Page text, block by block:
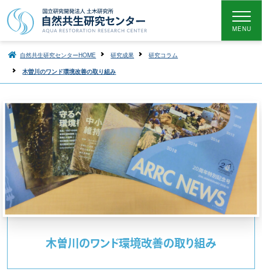
MENU
自然共生研究センターHOME 研究成果
研究コラム
木曽川のワンド環境改善の取り組み
木曽川のワンド環境改善の取り組み